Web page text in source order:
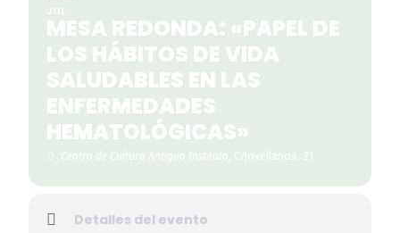
JUL
MESA REDONDA: «PAPEL DE
LOS HÁBITOS DE VIDA
SALUDABLES EN LAS
ENFERMEDADES
HEMATOLÓGICAS»
Centro de Cultura Antiguo Instituto, C/Jovellanos, 21
Detalles del evento